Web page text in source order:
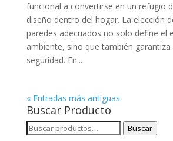
funcional a convertirse en un refugio
diseño dentro del hogar. La elección
paredes adecuados no solo define el
ambiente, sino que también garantiza
seguridad. En...
« Entradas más antiguas
Buscar Producto
Buscar
Buscar